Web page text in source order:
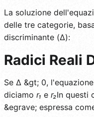
La soluzione
delle tre categorie,
discriminante (Δ):
Radici Reali
Se Δ &gt; 0,
diciamo r₁ e r₂In questi
&egrave; espressa